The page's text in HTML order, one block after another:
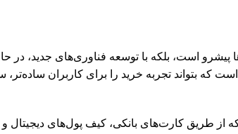
است، بلکه با توسعه فناوری‌های جدید، در
که بتواند تجربه خرید را برای کاربران ساده‌تر،
که از طریق کارت‌های بانکی، کیف پول‌های دیجیتال